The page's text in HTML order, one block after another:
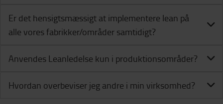
Er det hensigtsmæssigt at implementere lean på
alle vores fabrikker/områder samtidigt?
Anvendes Leanledelse kun i produktionsområder?
Hvordan overbeviser jeg andre i min virksomhed?